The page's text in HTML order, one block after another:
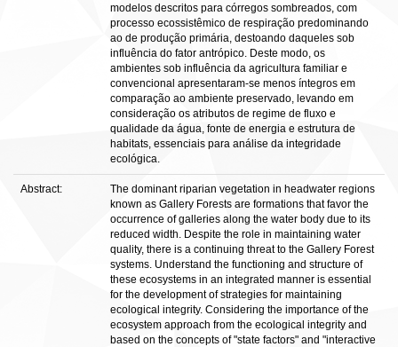
modelos descritos para córregos sombreados, com
processo ecossistêmico de respiração predominando
ao de produção primária, destoando daqueles sob
influência do fator antrópico. Deste modo, os
ambientes sob influência da agricultura familiar e
convencional apresentaram-se menos íntegros em
comparação ao ambiente preservado, levando em
consideração os atributos de regime de fluxo e
qualidade da água, fonte de energia e estrutura de
habitats, essenciais para análise da integridade
ecológica.
Abstract:
The dominant riparian vegetation in headwater regions
known as Gallery Forests are formations that favor the
occurrence of galleries along the water body due to its
reduced width. Despite the role in maintaining water
quality, there is a continuing threat to the Gallery Forest
systems. Understand the functioning and structure of
these ecosystems in an integrated manner is essential
for the development of strategies for maintaining
ecological integrity. Considering the importance of the
ecosystem approach from the ecological integrity and
based on the concepts of "state factors" and "interactive